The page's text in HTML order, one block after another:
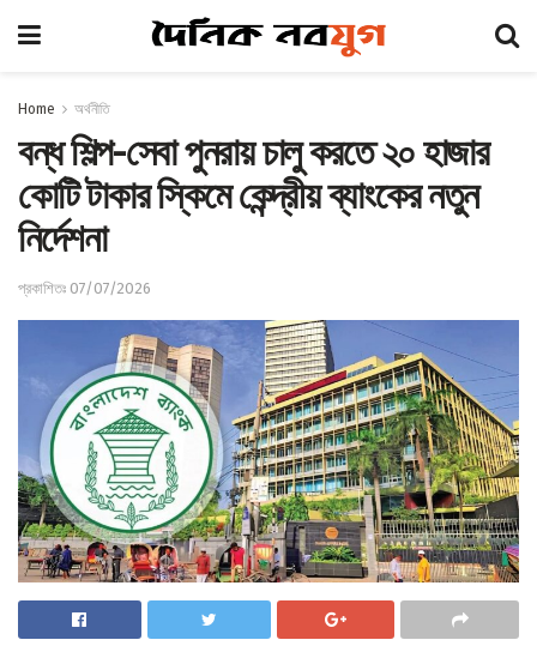
Home অর্থনীতি
বন্ধ শিল্প-সেবা পুনরায় চালু করতে ২০ হাজার
কোটি টাকার স্কিমে কেন্দ্রীয় ব্যাংকের নতুন
নির্দেশনা
প্রকাশিতঃ 07/07/2026